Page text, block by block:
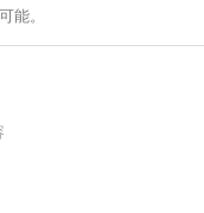
能。